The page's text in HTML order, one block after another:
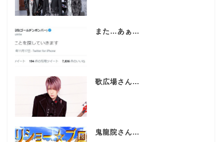
また…あぁ…
歌広場さん…
鬼龍院さん…